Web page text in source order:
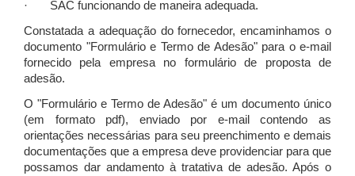
· SAC funcionando de maneira adequada.
Constatada a adequação do fornecedor, encaminhamos o
documento "Formulário e Termo de Adesão" para o e-mail
fornecido pela empresa no formulário de proposta de
adesão.
O "Formulário e Termo de Adesão" é um documento único
(em formato pdf), enviado por e-mail contendo as
orientações necessárias para seu preenchimento e demais
documentações que a empresa deve providenciar para que
possamos dar andamento à tratativa de adesão. Após o